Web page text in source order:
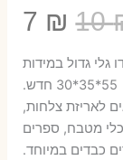
10
היה:
10 ₪.
7 ₪
7 ₪.
גלי גדול במידות
55*35*30 חדש.
לאריזת צלחות,
מטבח, ספרים
כבדים במיוחד.